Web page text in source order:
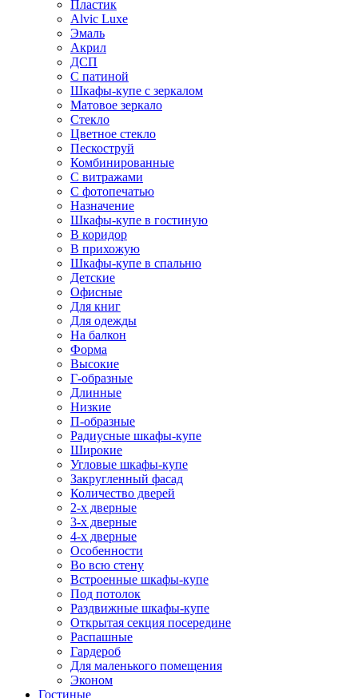
Пластик
Alvic Luxe
Эмаль
Акрил
ДСП
С патиной
Шкафы-купе с зеркалом
Матовое зеркало
Стекло
Цветное стекло
Пескоструй
Комбинированные
С витражами
С фотопечатью
Назначение
Шкафы-купе в гостиную
В коридор
В прихожую
Шкафы-купе в спальню
Детские
Офисные
Для книг
Для одежды
На балкон
Форма
Высокие
Г-образные
Длинные
Низкие
П-образные
Радиусные шкафы-купе
Широкие
Угловые шкафы-купе
Закругленный фасад
Количество дверей
2-х дверные
3-х дверные
4-х дверные
Особенности
Во всю стену
Встроенные шкафы-купе
Под потолок
Раздвижные шкафы-купе
Открытая секция посередине
Распашные
Гардероб
Для маленького помещения
Эконом
Гостиные